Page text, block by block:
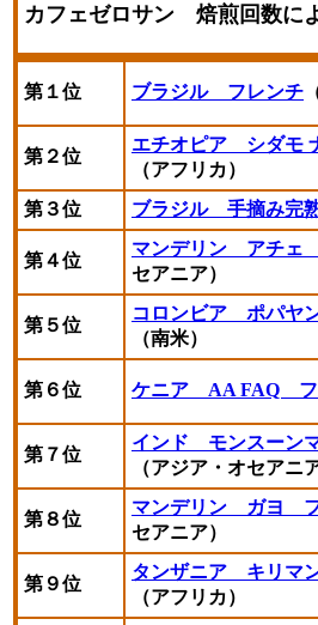
カフェゼロサン 焙煎回数
第１位 ブラジル フレンチ
第２位
エチオピア シダモ
（アフリカ）
第３位
ブラジル 手摘み完
第４位
マンデリン アチェ
セアニア）
第５位
コロンビア ポパヤ
（南米）
第６位 ケニア AA FAQ フ
第７位
インド モンスーン
（アジア・オセアニア
第８位
マンデリン ガヨ フ
セアニア）
第９位
タンザニア キリマ
（アフリカ）